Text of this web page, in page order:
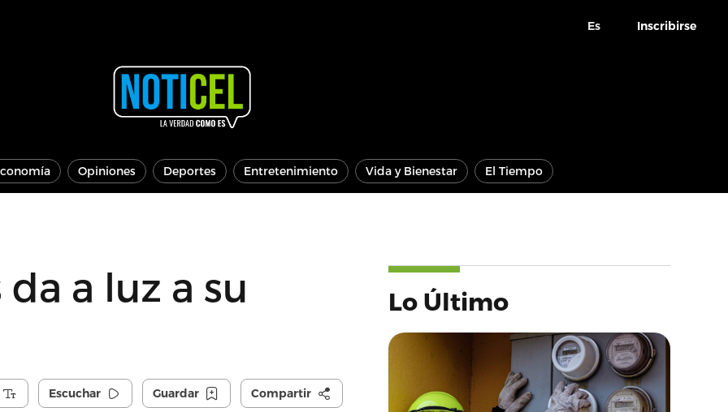
Es Inscribirse
Opiniones Deportes Entretenimiento Vida y Bienestar El Tiempo
a luz a su
Escuchar Guardar Compartir
Lo Último